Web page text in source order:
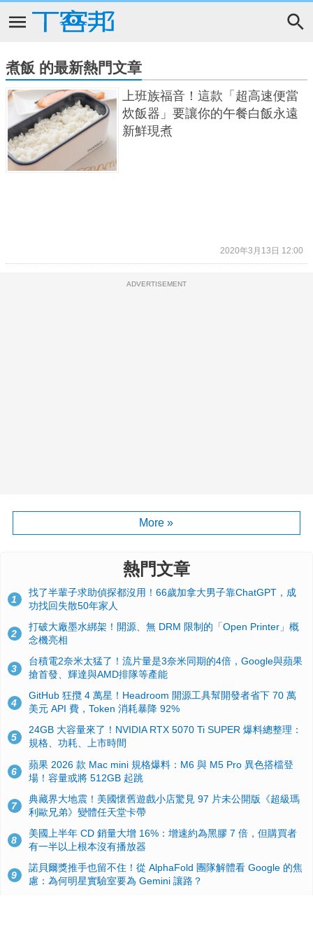
煮飯 的最新熱門文章
上班族福音！這款「超高速便當
炊飯器」要讓你的午餐白飯永遠
新鮮現煮
2020年3月13日 12:00
ADVERTISEMENT
More »
熱門文章
1
找了半輩子求助偵探都沒用！66歲加拿大男子靠ChatGPT，成
功找回失散50年家人
2
打破大廠墨水綁架！開源、無 DRM 限制的「Open Printer」概
念機亮相
3
台積電2奈米太猛了！流片量是3奈米同期的4倍，Google與蘋果
搶首發、輝達與AMD排隊等產能
4
GitHub 狂攬 4 萬星！Headroom 開源工具幫開發者省下 70 萬
美元 API 費，Token 消耗暴降 92%
5
24GB 大容量來了！NVIDIA RTX 5070 Ti SUPER 爆料總整理：
規格、功耗、上市時間
6
蘋果 2026 款 Mac mini 規格爆料：M6 與 M5 Pro 異色搭檔登
場！容量或將 512GB 起跳
7
典藏界大地震！美國懷舊遊戲小店驚見 97 片未公開版《超級瑪
利歐兄弟》變體任天堂卡帶
8
美國上半年 CD 銷量大增 16%：增速約為黑膠 7 倍，但購買者
有一半以上根本沒有播放器
9
諾貝爾獎推手也留不住！從 AlphaFold 團隊解體看 Google 的焦
慮：為何明星實驗室要為 Gemini 讓路？